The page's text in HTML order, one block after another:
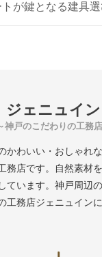
が鍵となる建具
ジェニュイン
神戸のこだわりの工務
かわいい・おしゃれ
務店です。自然素材
ています。神戸周辺
工務店ジェニュイン